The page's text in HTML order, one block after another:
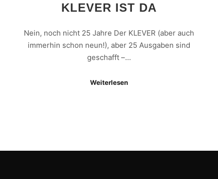
KLEVER IST DA
Nein, noch nicht 25 Jahre Der KLEVER (aber auch
immerhin schon neun!), aber 25 Ausgaben sind
geschafft –…
Weiterlesen